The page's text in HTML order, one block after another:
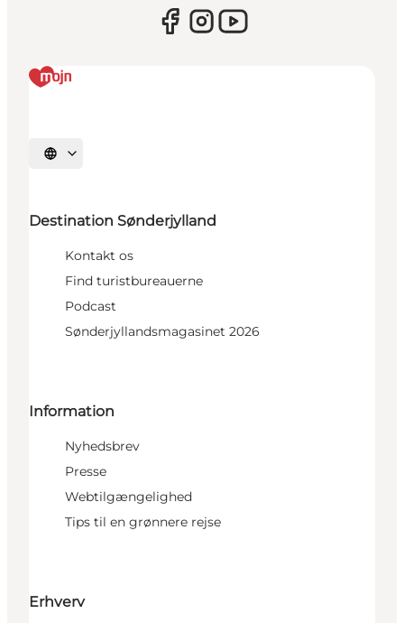
Vælg sprog
Destination Sønderjylland
Kontakt os
Find turistbureauerne
Podcast
Sønderjyllandsmagasinet 2026
Information
Nyhedsbrev
Presse
Webtilgængelighed
Tips til en grønnere rejse
Erhverv